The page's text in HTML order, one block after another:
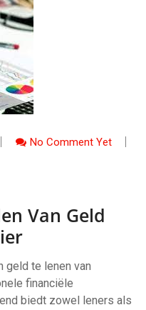
No Comment Yet
Van Geld
geld te lenen van
financiële
biedt zowel leners als